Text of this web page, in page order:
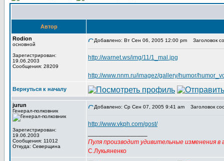
Автор
Rodion
основной
Зарегистрирован:
19.06.2003
Сообщения: 28209
Добавлено: Вт Сен 06, 2005 12:00 pm Заголовок
http://warnet.ws/img/11/1_mal.jpg
http://www.nnm.ru/imagez/gallery/humor/
Вернуться к началу
jurun
Генерал-полковник
Зарегистрирован:
19.06.2003
Сообщения: 11012
Откуда: Северщина
Добавлено: Ср Сен 07, 2005 9:41 am Заголовок
http://www.vkph.com/gost/
Пуля производит удивительные изменения в
С.Лукьяненко